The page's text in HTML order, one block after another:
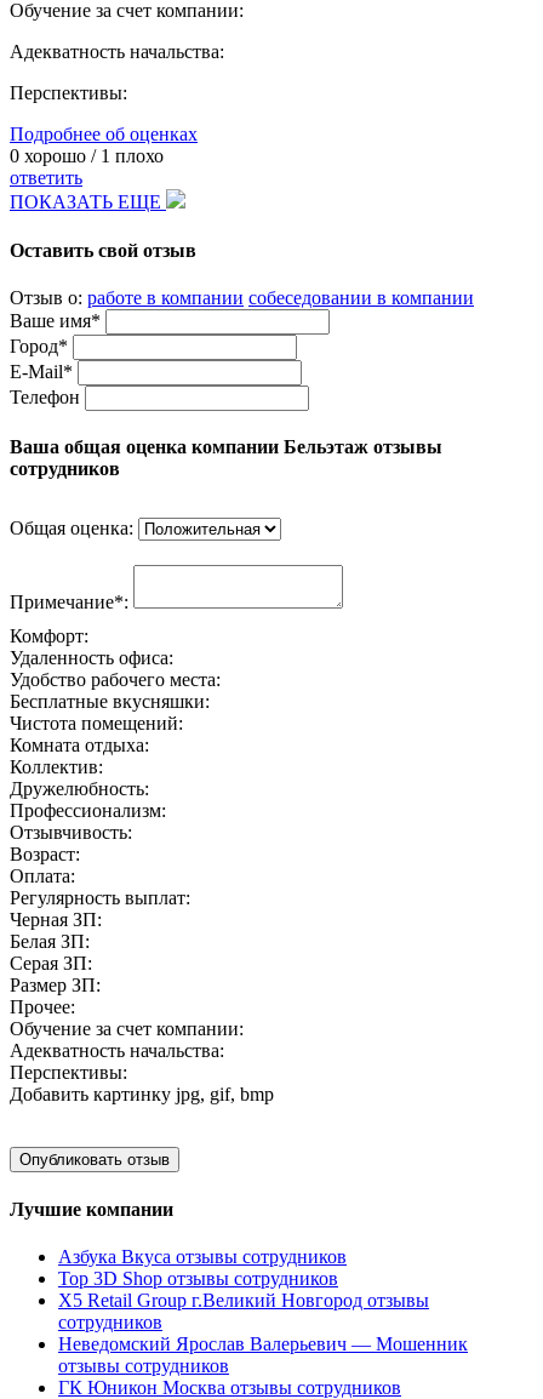
Обучение за счет компании:
Адекватность начальства:
Перспективы:
Подробнее об оценках
0 хорошо / 1 плохо
ответить
ПОКАЗАТЬ ЕЩЕ
Оставить свой отзыв
Отзыв о: работе в компании собеседовании в компании
Ваше имя*
Город*
E-Mail*
Телефон
Ваша общая оценка компании Бельэтаж отзывы
сотрудников
Общая оценка:
Примечание*:
Комфорт:
Удаленность офиса:
Удобство рабочего места:
Бесплатные вкусняшки:
Чистота помещений:
Комната отдыха:
Коллектив:
Дружелюбность:
Профессионализм:
Отзывчивость:
Возраст:
Оплата:
Регулярность выплат:
Черная ЗП:
Белая ЗП:
Серая ЗП:
Размер ЗП:
Прочее:
Обучение за счет компании:
Адекватность начальства:
Перспективы:
Добавить картинку jpg, gif, bmp
Лучшие компании
Азбука Вкуса отзывы сотрудников
Top 3D Shop отзывы сотрудников
X5 Retail Group г.Великий Новгород отзывы
сотрудников
Неведомский Ярослав Валерьевич — Мошенник
отзывы сотрудников
ГК Юникон Москва отзывы сотрудников